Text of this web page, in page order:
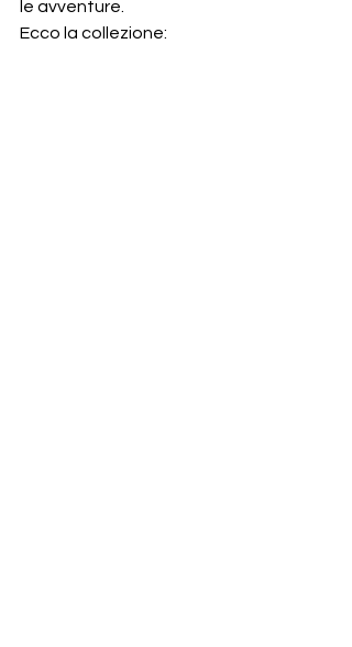
le avventure.
Ecco la collezione: